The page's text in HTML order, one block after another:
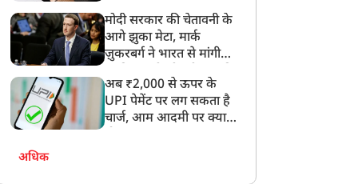
न्यूज
पहुंचे थलपति विजय, चिट्ठी में
मोदी सरकार की चेतावनी के
आगे झुका मेटा, मार्क
ज़ुकरबर्ग ने भारत से मांगी
अब ₹2,000 से ऊपर के
UPI पेमेंट पर लग सकता है
चार्ज, आम आदमी पर क्या
अधिक